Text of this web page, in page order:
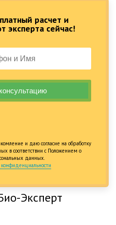
расчет и
эксперта сейчас!
и даю согласие на обработку
в соответствии с Положением о
данных.
конфиденциальности
Эксперт